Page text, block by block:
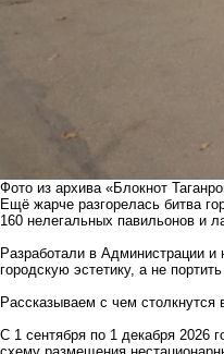
Фото из архива «Блокнот
Ещё жарче разгорелась битва
160 нелегальных павильонов и
Разработали в Администрации
городскую эстетику, а не
Рассказываем с чем столкнутся
С 1 сентября по 1 декабря 2026